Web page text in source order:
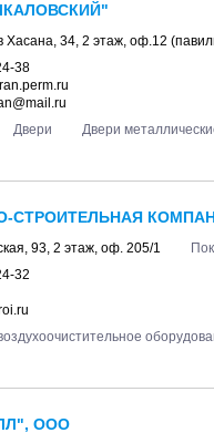
Хасана, 34, 2 этаж, оф.12
38
Двери
Двери
СТРОИТЕЛЬНАЯ
93, 2 этаж, оф. 205/1
32
ООО